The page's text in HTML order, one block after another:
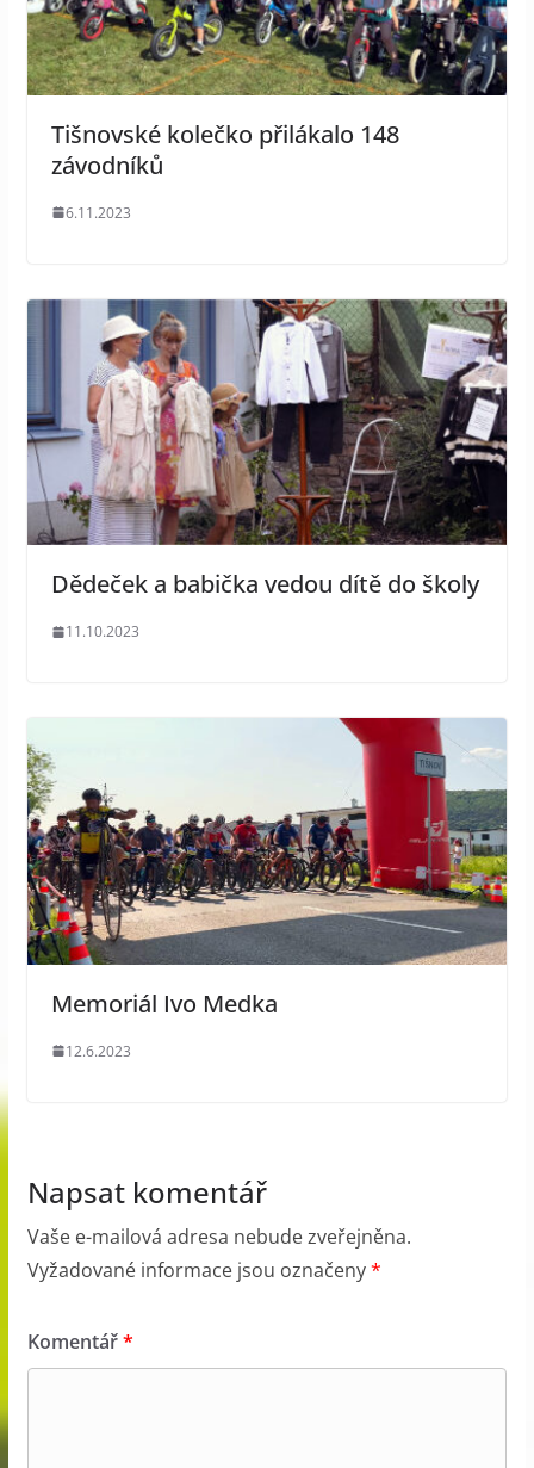
Tišnovské kolečko přilákalo 148
závodníků
6.11.2023
Dědeček a babička vedou dítě do školy
11.10.2023
Memoriál Ivo Medka
12.6.2023
Napsat komentář
Vaše e-mailová adresa nebude zveřejněna.
Vyžadované informace jsou označeny*
Komentář*